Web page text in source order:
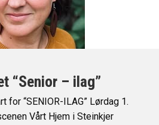
“Senior – ilag”
for “SENIOR-ILAG” Lørdag 1.
Vårt Hjem i Steinkjer